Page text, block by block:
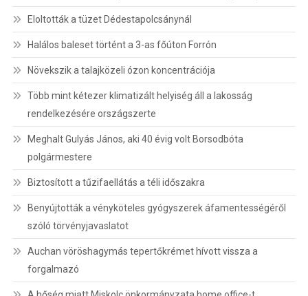
Eloltották a tüzet Dédestapolcsánynál
Halálos baleset történt a 3-as főúton Forrón
Növekszik a talajközeli ózon koncentrációja
Több mint kétezer klimatizált helyiség áll a lakosság
rendelkezésére országszerte
Meghalt Gulyás János, aki 40 évig volt Borsodbóta
polgármestere
Biztosított a tűzifaellátás a téli időszakra
Benyújtották a vényköteles gyógyszerek áfamentességéről
szóló törvényjavaslatot
Auchan vöröshagymás tepertőkrémet hívott vissza a
forgalmazó